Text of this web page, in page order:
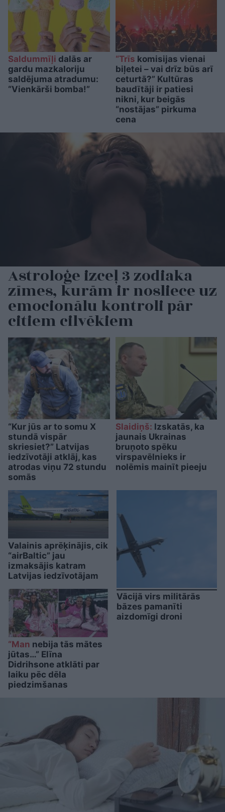
Saldummīļi dalās ar
gardu mazkaloriju
saldējuma atradumu:
“Vienkārši bomba!”
“Trīs komisijas vienai
biļetei – vai drīz būs arī
ceturtā?” Kultūras
baudītāji ir patiesi
nikni, kur beigās
“nostājas” pirkuma
cena
Astroloģe izceļ 3 zodiaka
zīmes, kurām ir nosliece uz
emocionālu kontroli pār
citiem cilvēkiem
“Kur jūs ar to somu X
stundā vispār
skriesiet?” Latvijas
iedzīvotāji atklāj, kas
atrodas viņu 72 stundu
somās
Slaidiņš: Izskatās, ka
jaunais Ukrainas
bruņoto spēku
virspavēlnieks ir
nolēmis mainīt pieeju
Valainis aprēķinājis, cik
“airBaltic” jau
izmaksājis katram
Latvijas iedzīvotājam
“Man nebija tās mātes
jūtas…” Elīna
Didrihsone atklāti par
laiku pēc dēla
piedzimšanas
Vācijā virs militārās
bāzes pamanīti
aizdomīgi droni